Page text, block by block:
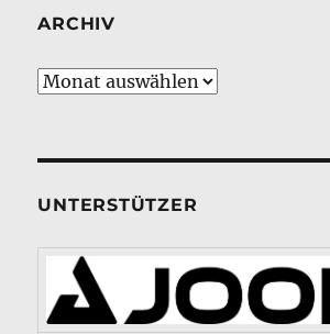
ARCHIV
Archiv
UNTERSTÜTZER